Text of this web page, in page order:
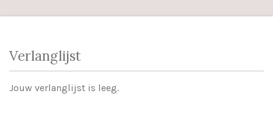
hoofdinhoud
Verlanglijst
Jouw verlanglijst is leeg.